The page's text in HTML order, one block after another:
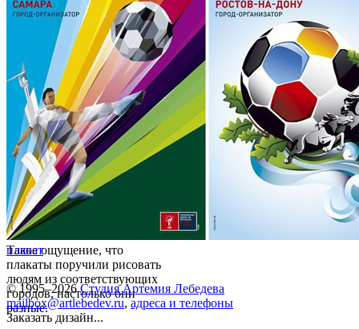
Такое ощущение, что
плакаты поручили рисовать
людям из соответствующих
городов, настолько они
разные.
плакат
© 1995–2026 Студия Артемия Лебедева
mailbox@artlebedev.ru, адреса и телефоны
Заказать дизайн...